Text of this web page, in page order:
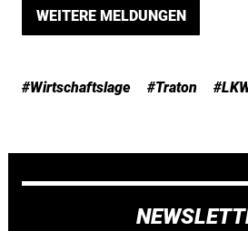
WEITERE MELDUNGEN
#Wirtschaftslage #Traton